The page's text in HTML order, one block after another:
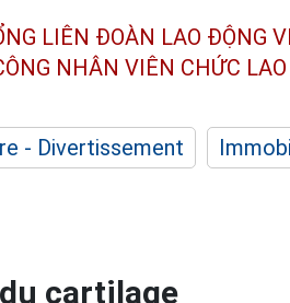
LIÊN ĐOÀN LAO ĐỘNG
NHÂN VIÊN CHỨC
- Divertissement
cartilage